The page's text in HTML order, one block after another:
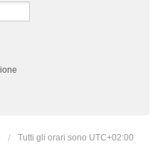
Tutti gli orari sono UTC+02:00